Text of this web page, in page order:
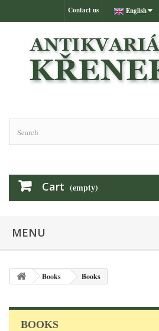
English
Contact us
Cart (empty)
MENU
Books Books
BOOKS